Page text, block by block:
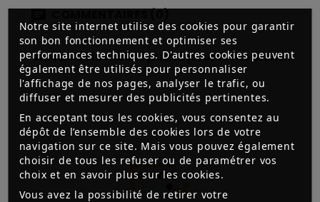
Notre site internet utilise des cookies pour garantir
son bon fonctionnement et optimiser ses
performances techniques. D'autres cookies peuvent
également être utilisés pour personnaliser
l'affichage de nos pages, analyser le trafic, ou
diffuser et mesurer des publicités pertinentes.
En acceptant tous les cookies, vous consentez au
dépôt de l’ensemble des cookies lors de votre
navigation sur ce site. Mais vous pouvez également
choisir de tous les refuser ou de paramétrer vos
choix et en savoir plus sur les cookies.
Vous avez la possibilité de retirer votre
Aucun avis n'a été publié pour le moment.